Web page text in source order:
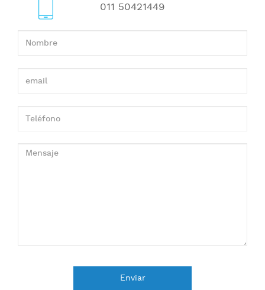
011 50421449
Enviar